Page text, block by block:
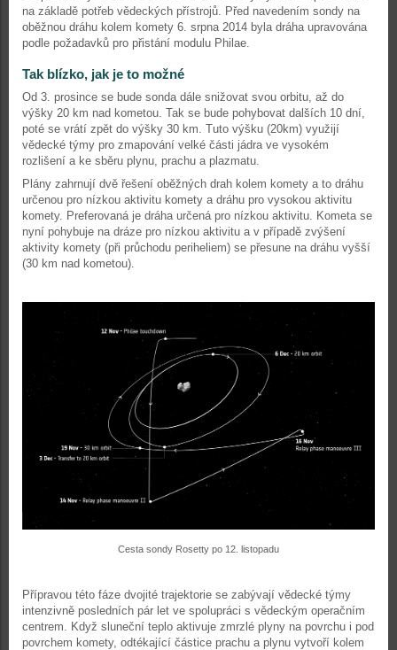
na základě potřeb vědeckých přístrojů. Před navedením sondy na
oběžnou dráhu kolem komety 6. srpna 2014 byla dráha upravována
podle požadavků pro přistání modulu Philae.
Tak blízko, jak je to možné
Od 3. prosince se bude sonda dále snižovat svou orbitu, až do
výšky 20 km nad kometou. Tak se bude pohybovat dalších 10 dní,
poté se vrátí zpět do výšky 30 km. Tuto výšku (20km) využijí
vědecké týmy pro zmapování velké části jádra ve vysokém
rozlišení a ke sběru plynu, prachu a plazmatu.
Plány zahrnují dvě řešení oběžných drah kolem komety a to dráhu
určenou pro nízkou aktivitu komety a dráhu pro vysokou aktivitu
komety. Preferovaná je dráha určená pro nízkou aktivitu. Kometa se
nyní pohybuje na dráze pro nízkou aktivitu a v případě zvýšení
aktivity komety (při průchodu periheliem) se přesune na dráhu vyšší
(30 km nad kometou).
Cesta sondy Rosetty po 12. listopadu
Přípravou této fáze dvojité trajektorie se zabývají vědecké týmy
intenzivně posledních pár let ve spolupráci s vědeckým operačním
centrem. Když sluneční teplo aktivuje zmrzlé plyny na povrchu i pod
povrchem komety, odtékající částice prachu a plynu vytvoří kolem